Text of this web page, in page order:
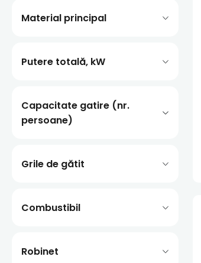
Material principal
Putere totală, kW
Capacitate gatire (nr.
persoane)
Grile de gătit
Combustibil
Robinet